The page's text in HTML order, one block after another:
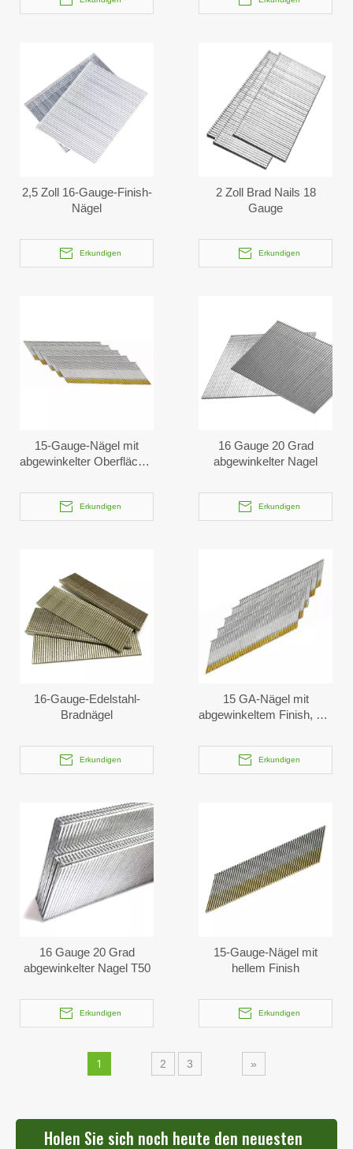
2,5 Zoll 16-Gauge-Finish-
Nägel
Erkundigen
2 Zoll Brad Nails 18
Gauge
Erkundigen
15-Gauge-Nägel mit
abgewinkelter Oberfläche,
Serie
Erkundigen
16 Gauge 20 Grad
abgewinkelter Nagel
Erkundigen
16-Gauge-Edelstahl-
Bradnägel
Erkundigen
15 GA-Nägel mit
abgewinkeltem Finish, 34-
Erkundigen
16 Gauge 20 Grad
abgewinkelter Nagel T50
Erkundigen
15-Gauge-Nägel mit
hellem Finish
Erkundigen
1 2 3 »
Holen Sie sich noch heute den neuesten